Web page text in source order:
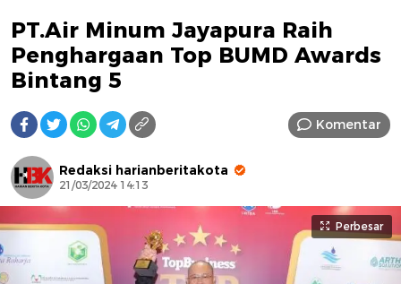
PT.Air Minum Jayapura Raih
Penghargaan Top BUMD Awards
Bintang 5
Komentar
Redaksi harianberitakota
21/03/2024 14:13
Perbesar